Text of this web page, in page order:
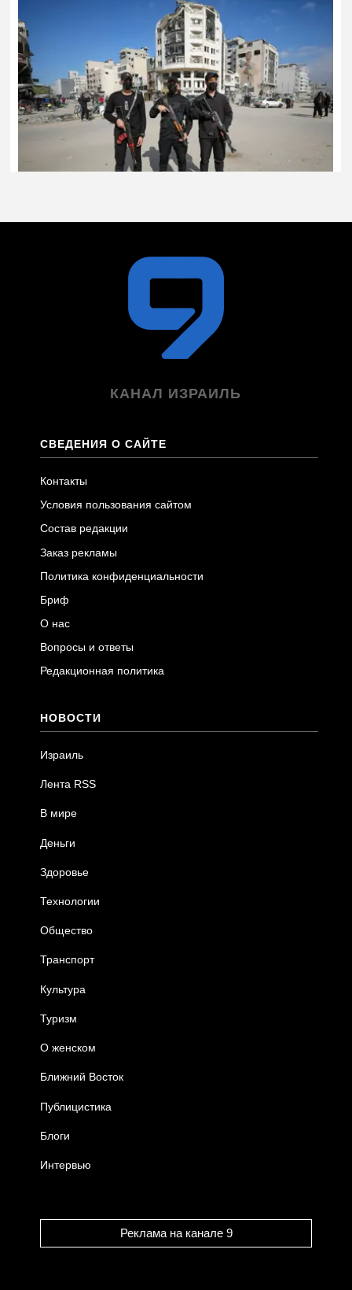
КАНАЛ ИЗРАИЛЬ
СВЕДЕНИЯ О САЙТЕ
Контакты
Условия пользования сайтом
Состав редакции
Заказ рекламы
Политика конфиденциальности
Бриф
О нас
Вопросы и ответы
Редакционная политика
НОВОСТИ
Израиль
Лента RSS
В мире
Деньги
Здоровье
Технологии
Общество
Транспорт
Культура
Туризм
О женском
Ближний Восток
Публицистика
Блоги
Интервью
Реклама на канале 9